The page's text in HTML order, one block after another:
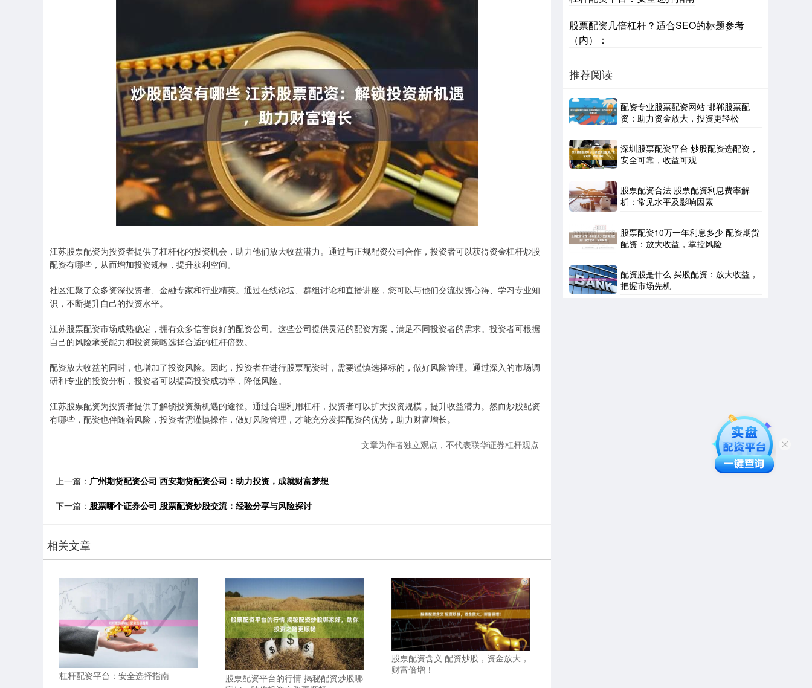
江苏股票配资为投资者提供了杠杆化的投资机会，助力他们放大收益潜力。通过与正规配资公司合作，投资者可以获得资金杠杆炒股
配资有哪些，从而增加投资规模，提升获利空间。
社区汇聚了众多资深投资者、金融专家和行业精英。通过在线论坛、群组讨论和直播讲座，您可以与他们交流投资心得、学习专业知
识，不断提升自己的投资水平。
江苏股票配资市场成熟稳定，拥有众多信誉良好的配资公司。这些公司提供灵活的配资方案，满足不同投资者的需求。投资者可根据
自己的风险承受能力和投资策略选择合适的杠杆倍数。
配资放大收益的同时，也增加了投资风险。因此，投资者在进行股票配资时，需要谨慎选择标的，做好风险管理。通过深入的市场调
研和专业的投资分析，投资者可以提高投资成功率，降低风险。
江苏股票配资为投资者提供了解锁投资新机遇的途径。通过合理利用杠杆，投资者可以扩大投资规模，提升收益潜力。然而炒股配资
有哪些，配资也伴随着风险，投资者需谨慎操作，做好风险管理，才能充分发挥配资的优势，助力财富增长。
文章为作者独立观点，不代表联华证券杠杆观点
上一篇： 广州期货配资公司 西安期货配资公司：助力投资，成就财富梦想
下一篇： 股票哪个证券公司 股票配资炒股交流：经验分享与风险探讨
相关文章
杠杆配资平台：安全选择指南
股票配资平台的行情 揭秘配资炒股哪
股票配资含义 配资炒股，资金放大，
财富倍增！
股票配资几倍杠杆？适合SEO的标题参考
（内）：
推荐阅读
配资专业股票配资网站 邯郸股票配
资：助力资金放大，投资更轻松
深圳股票配资平台 炒股配资选配资，
安全可靠，收益可观
股票配资合法 股票配资利息费率解
析：常见水平及影响因素
股票配资10万一年利息多少 配资期货
配资：放大收益，掌控风险
配资股是什么 买股配资：放大收益，
把握市场先机